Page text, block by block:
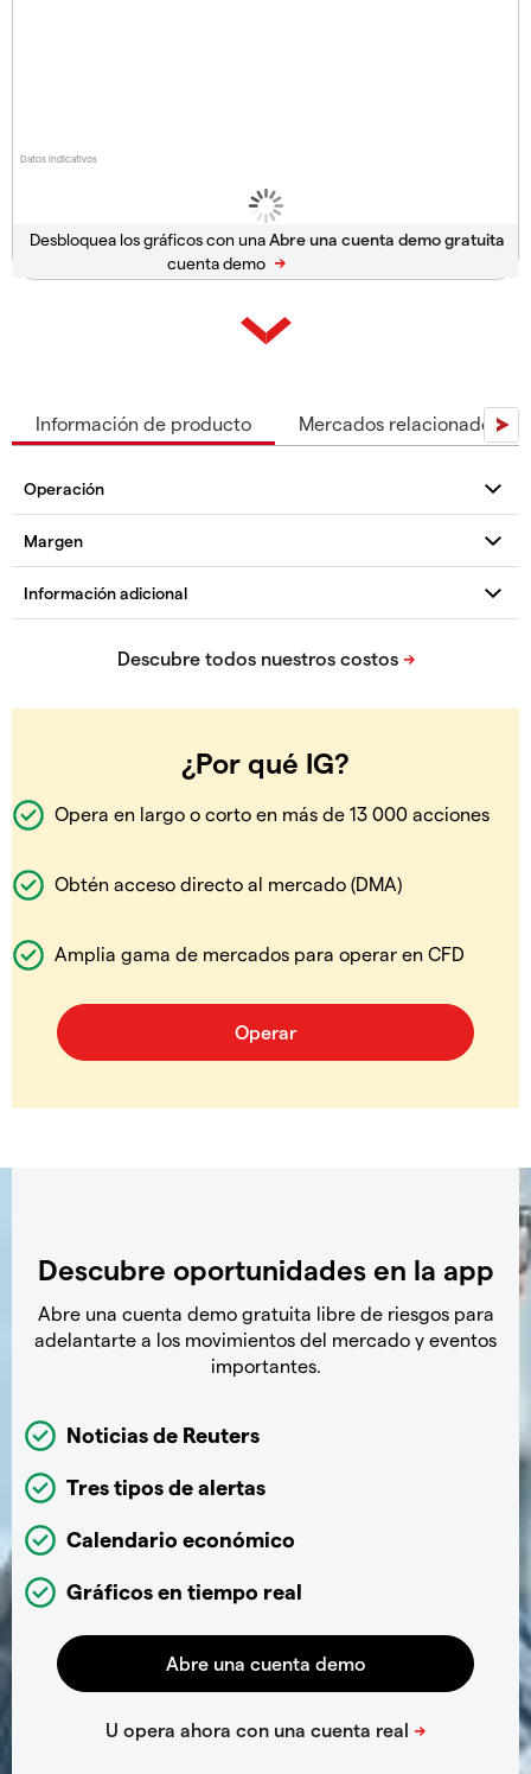
Datos indicativos
Desbloquea los gráficos con una
cuenta demo
Información de producto Mercados relacionados
¿Por qué IG?
Opera en largo o corto en más de 13 000 acciones
Obtén acceso directo al mercado (DMA)
Amplia gama de mercados para operar en CFD
Descubre oportunidades en la app
Abre una cuenta demo gratuita libre de riesgos para
adelantarte a los movimientos del mercado y eventos
importantes.
Noticias de Reuters
Tres tipos de alertas
Calendario económico
Gráficos en tiempo real